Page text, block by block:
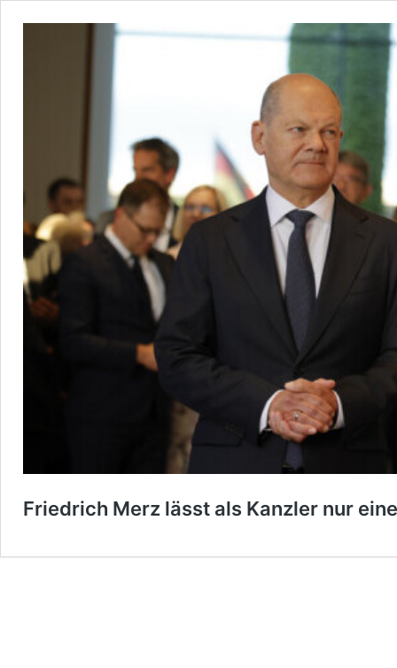
Friedrich Merz lässt als Kanzler nur